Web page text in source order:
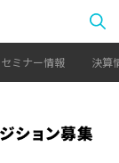
セミナー情報 決算